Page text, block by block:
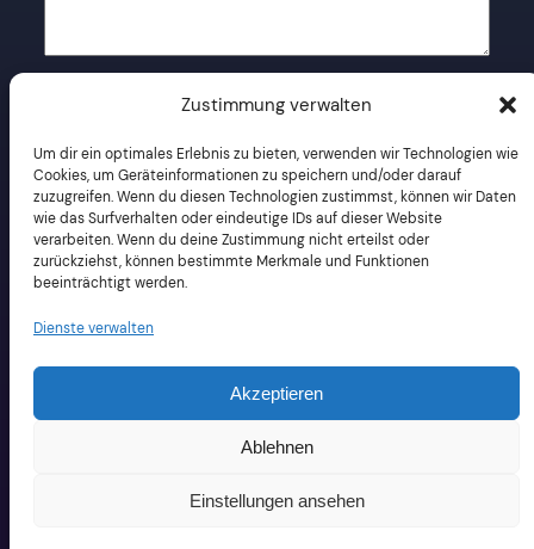
Zustimmung verwalten
Um dir ein optimales Erlebnis zu bieten, verwenden wir Technologien wie
Cookies, um Geräteinformationen zu speichern und/oder darauf
zuzugreifen. Wenn du diesen Technologien zustimmst, können wir Daten
wie das Surfverhalten oder eindeutige IDs auf dieser Website
verarbeiten. Wenn du deine Zustimmung nicht erteilst oder
zurückziehst, können bestimmte Merkmale und Funktionen
beeinträchtigt werden.
Dienste verwalten
Akzeptieren
Ablehnen
Einstellungen ansehen
E-Mail-Adresse*
Website
Name, E-Mail-Adresse und Website in diesem
Browser für meinen nächsten Kommentar